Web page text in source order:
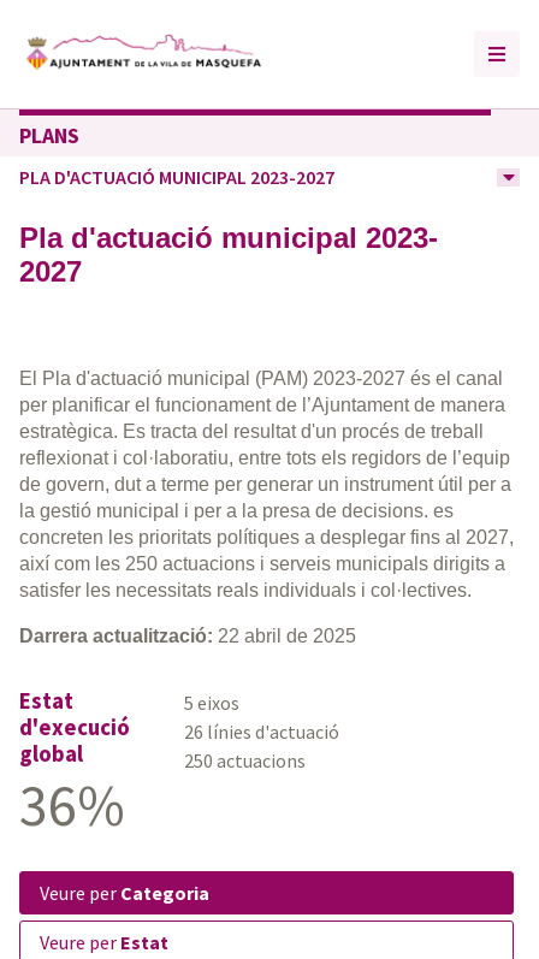
PLANS
PLA D'ACTUACIÓ MUNICIPAL 2023-2027
Pla d'actuació municipal 2023-
2027
El Pla d'actuació municipal (PAM) 2023-2027 és el canal
per planificar el funcionament de l’Ajuntament de manera
estratègica. Es tracta del resultat d'un procés de treball
reflexionat i col·laboratiu, entre tots els regidors de l’equip
de govern, dut a terme per generar un instrument útil per a
la gestió municipal i per a la presa de decisions. es
concreten les prioritats polítiques a desplegar fins al 2027,
així com les 250 actuacions i serveis municipals dirigits a
satisfer les necessitats reals individuals i col·lectives.
Darrera actualització: 22 abril de 2025
Estat
d'execució
global
36%
5 eixos
26 línies d'actuació
250 actuacions
veure per Categoria
veure per Estat